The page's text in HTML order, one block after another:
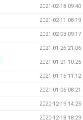
2021-02-18 09:40
2021-02-11 08:19
2021-02-03 09:17
2021-01-26 21:06
2021-01-21 10:25
2021-01-15 11:12
2021-01-06 08:21
2020-12-19 14:25
2020-12-18 18:29